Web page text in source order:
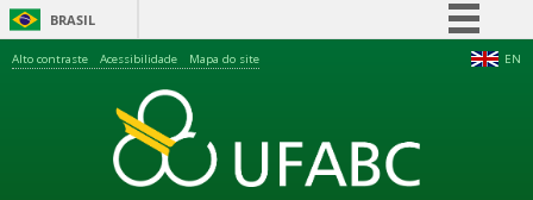
BRASIL
Acesso à informação
EN
Alto contraste Acessibilidade Mapa do site